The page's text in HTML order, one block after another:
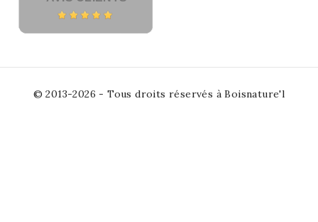
© 2013-2026 - Tous droits réservés à Boisnature'l